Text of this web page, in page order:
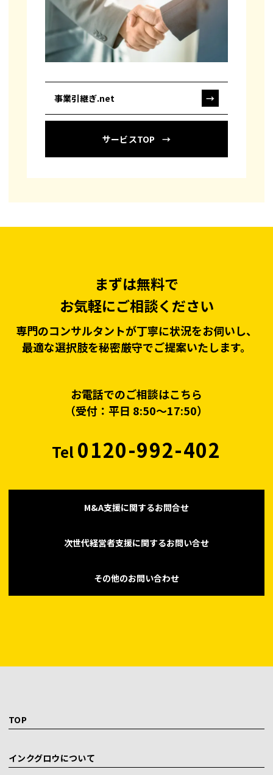
事業引継ぎ.net →
サービスTOP
まずは無料で
お気軽にご相談ください
専門のコンサルタントが丁寧に状況をお伺いし、
最適な選択肢を秘密厳守でご提案いたします。
お電話でのご相談はこちら
（受付：平日 8:50〜17:50）
Tel0120-992-402
M&A支援に関するお問合せ
次世代経営者支援に関するお問い合せ
その他のお問い合わせ
TOP
インクグロウについて